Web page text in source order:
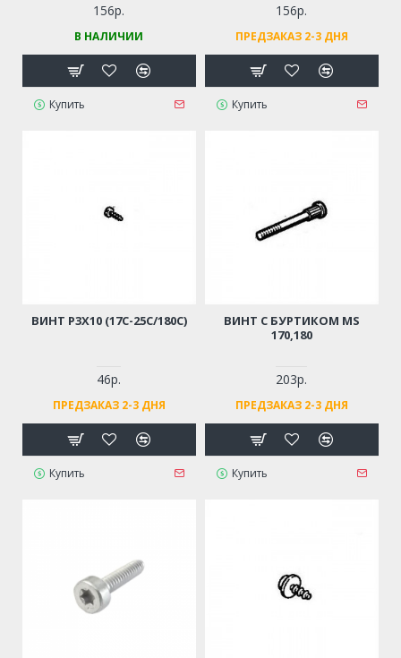
156р.
В НАЛИЧИИ
Купить
156р.
ПРЕДЗАКАЗ 2-3 ДНЯ
Купить
ВИНТ Р3Х10 (17С-25С/180С)
46р.
ПРЕДЗАКАЗ 2-3 ДНЯ
Купить
ВИНТ С БУРТИКОМ MS
170,180
203р.
ПРЕДЗАКАЗ 2-3 ДНЯ
Купить